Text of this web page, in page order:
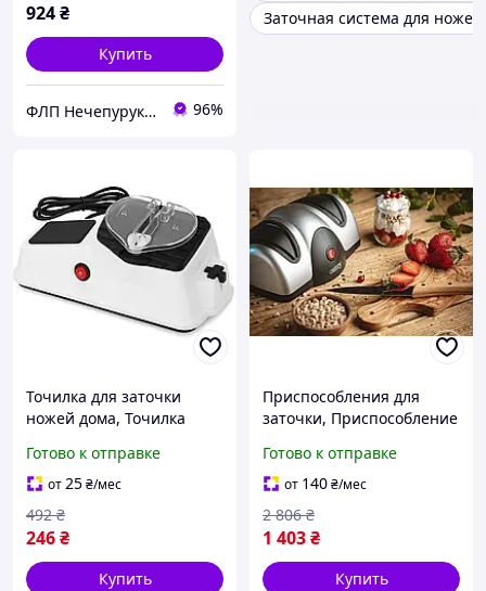
924₴
Купить
ФЛП Нечепурук Александра Витальевна 96%
Заточная система для ножей
Точилка для заточки
ножей дома, Точилка
ножей с легким дизайном
ID-93
Готово к отправке
от25₴/мес
246₴
492 ₴
Купить
Приспособления для
заточки, Приспособление
(Польша), OLN
Готово к отправке
от 140₴/мес
1 403₴
2 806 ₴
Купить